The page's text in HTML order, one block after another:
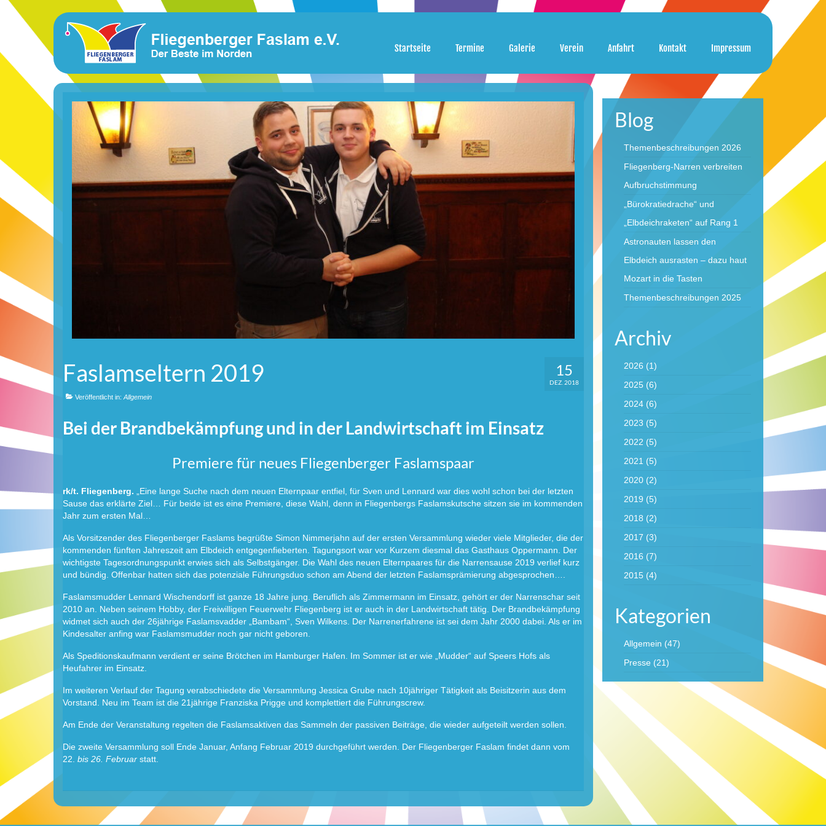
Startseite Termine Galerie Verein Anfahrt Kontakt Impressum
15
DEZ. 2018
Faslamseltern 2019
Veröffentlicht in: Allgemein
Bei der Brandbekämpfung und in der Landwirtschaft im Einsatz
Premiere für neues Fliegenberger Faslamspaar
rk/t. Fliegenberg. „Eine lange Suche nach dem neuen Elternpaar entfiel, für Sven und Lennard war dies wohl schon bei der letzten
Sause das erklärte Ziel… Für beide ist es eine Premiere, diese Wahl, denn in Fliegenbergs Faslamskutsche sitzen sie im kommenden
Jahr zum ersten Mal…
Als Vorsitzender des Fliegenberger Faslams begrüßte Simon Nimmerjahn auf der ersten Versammlung wieder viele Mitglieder, die der
kommenden fünften Jahreszeit am Elbdeich entgegenfieberten. Tagungsort war vor Kurzem diesmal das Gasthaus Oppermann. Der
wichtigste Tagesordnungspunkt erwies sich als Selbstgänger. Die Wahl des neuen Elternpaares für die Narrensause 2019 verlief kurz
und bündig. Offenbar hatten sich das potenziale Führungsduo schon am Abend der letzten Faslamsprämierung abgesprochen….
Faslamsmudder Lennard Wischendorff ist ganze 18 Jahre jung. Beruflich als Zimmermann im Einsatz, gehört er der Narrenschar seit
2010 an. Neben seinem Hobby, der Freiwilligen Feuerwehr Fliegenberg ist er auch in der Landwirtschaft tätig. Der Brandbekämpfung
widmet sich auch der 26jährige Faslamsvadder „Bambam“, Sven Wilkens. Der Narrenerfahrene ist sei dem Jahr 2000 dabei. Als er im
Kindesalter anfing war Faslamsmudder noch gar nicht geboren.
Als Speditionskaufmann verdient er seine Brötchen im Hamburger Hafen. Im Sommer ist er wie „Mudder“ auf Speers Hofs als
Heufahrer im Einsatz.
Im weiteren Verlauf der Tagung verabschiedete die Versammlung Jessica Grube nach 10jähriger Tätigkeit als Beisitzerin aus dem
Vorstand. Neu im Team ist die 21jährige Franziska Prigge und komplettiert die Führungscrew.
Am Ende der Veranstaltung regelten die Faslamsaktiven das Sammeln der passiven Beiträge, die wieder aufgeteilt werden sollen.
Die zweite Versammlung soll Ende Januar, Anfang Februar 2019 durchgeführt werden. Der Fliegenberger Faslam findet dann vom
22. bis 26. Februar statt.
Blog
Themenbeschreibungen 2026
Fliegenberg-Narren verbreiten
Aufbruchstimmung
„Bürokratiedrache“ und
„Elbdeichraketen“ auf Rang 1
Astronauten lassen den
Elbdeich ausrasten – dazu haut
Mozart in die Tasten
Themenbeschreibungen 2025
Archiv
2026 (1)
2025(6)
2024(6)
2023 (5)
2022 (5)
2021 (5)
2020(2)
2019 (5)
2018 (2)
2017 (3)
2016 (7)
2015(4)
Kategorien
Allgemein (47)
Presse (21)